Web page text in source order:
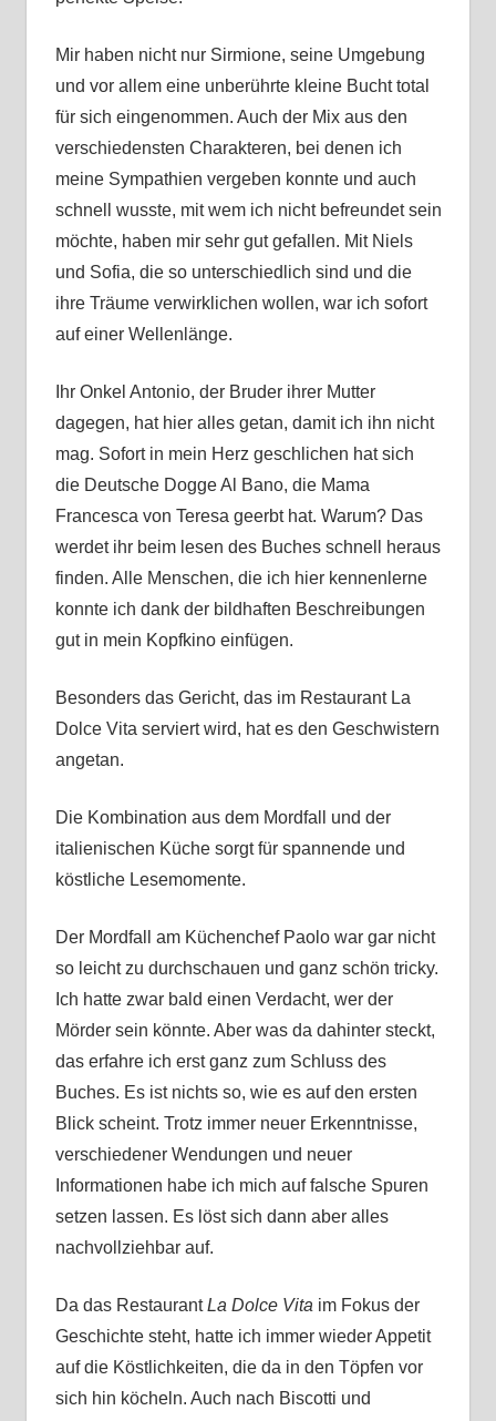
Mir haben nicht nur Sirmione, seine Umgebung
und vor allem eine unberührte kleine Bucht total
für sich eingenommen. Auch der Mix aus den
verschiedensten Charakteren, bei denen ich
meine Sympathien vergeben konnte und auch
schnell wusste, mit wem ich nicht befreundet sein
möchte, haben mir sehr gut gefallen. Mit Niels
und Sofia, die so unterschiedlich sind und die
ihre Träume verwirklichen wollen, war ich sofort
auf einer Wellenlänge.
Ihr Onkel Antonio, der Bruder ihrer Mutter
dagegen, hat hier alles getan, damit ich ihn nicht
mag. Sofort in mein Herz geschlichen hat sich
die Deutsche Dogge Al Bano, die Mama
Francesca von Teresa geerbt hat. Warum? Das
werdet ihr beim lesen des Buches schnell heraus
finden. Alle Menschen, die ich hier kennenlerne
konnte ich dank der bildhaften Beschreibungen
gut in mein Kopfkino einfügen.
Besonders das Gericht, das im Restaurant La
Dolce Vita serviert wird, hat es den Geschwistern
angetan.
Die Kombination aus dem Mordfall und der
italienischen Küche sorgt für spannende und
köstliche Lesemomente.
Der Mordfall am Küchenchef Paolo war gar nicht
so leicht zu durchschauen und ganz schön tricky.
Ich hatte zwar bald einen Verdacht, wer der
Mörder sein könnte. Aber was da dahinter steckt,
das erfahre ich erst ganz zum Schluss des
Buches. Es ist nichts so, wie es auf den ersten
Blick scheint. Trotz immer neuer Erkenntnisse,
verschiedener Wendungen und neuer
Informationen habe ich mich auf falsche Spuren
setzen lassen. Es löst sich dann aber alles
nachvollziehbar auf.
Da das RestaurantLa Dolce Vitaim Fokus der
Geschichte steht, hatte ich immer wieder Appetit
auf die Köstlichkeiten, die da in den Töpfen vor
sich hin köcheln. Auch nach Biscotti und